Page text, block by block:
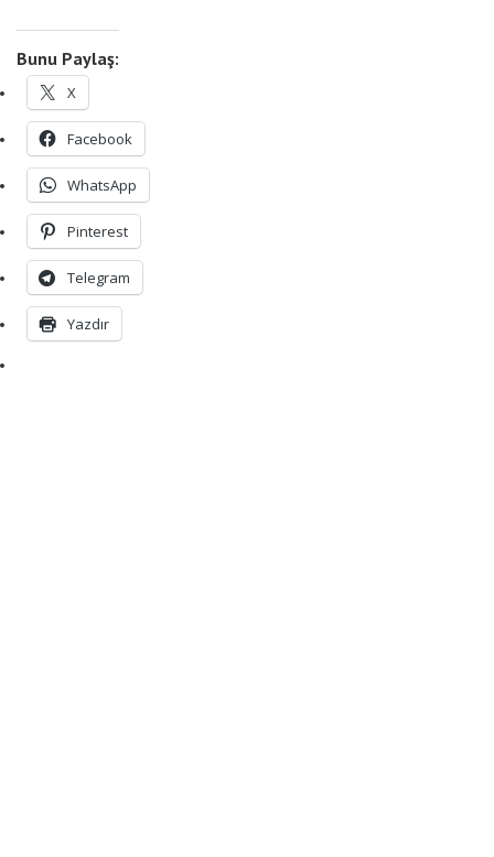
Bunu Paylaş:
X
Facebook
WhatsApp
Pinterest
Telegram
Yazdır